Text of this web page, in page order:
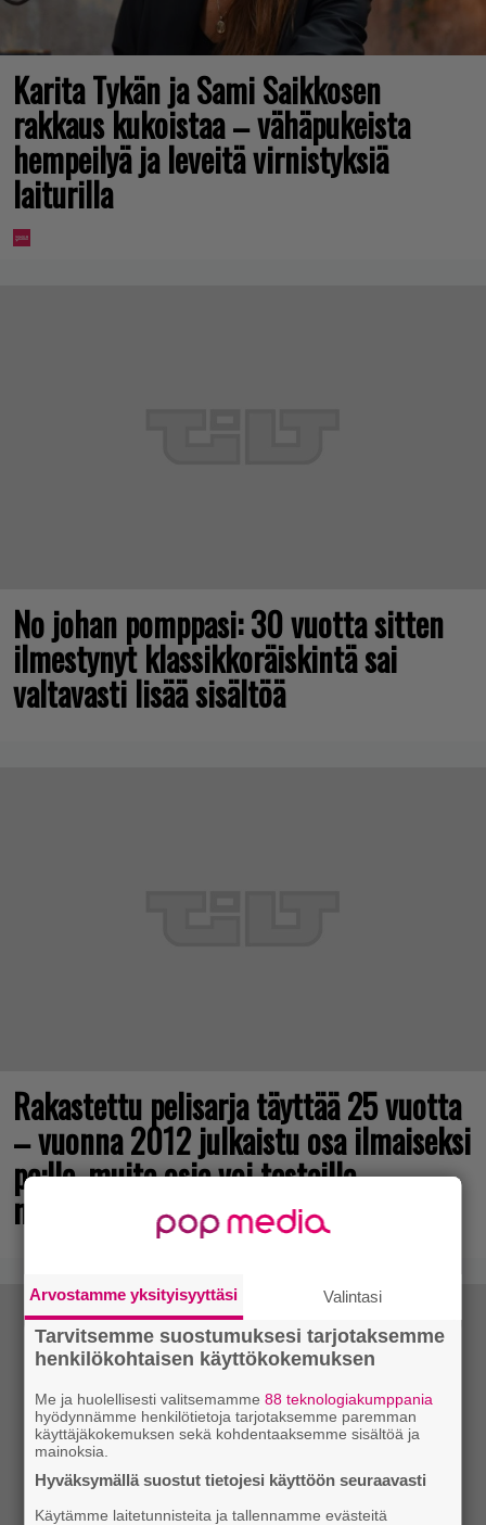
Karita Tykän ja Sami Saikkosen
rakkaus kukoistaa – vähäpukeista
hempeilyä ja leveitä virnistyksiä
laiturilla
No johan pomppasi: 30 vuotta sitten
ilmestynyt klassikkoräiskintä sai
valtavasti lisää sisältöä
Rakastettu pelisarja täyttää 25 vuotta
– vuonna 2012 julkaistu osa ilmaiseksi
pc:lle, muita osia voi testailla
maksutta
Arvostamme yksityisyyttäsi Valintasi
Tarvitsemme suostumuksesi tarjotaksemme
henkilökohtaisen käyttökokemuksen
Me ja huolellisesti valitsemamme88 teknologiakumppania
hyödynnämme henkilötietoja tarjotaksemme paremman
käyttäjäkokemuksen sekä kohdentaaksemme sisältöä ja
mainoksia.
Hyväksymällä suostut tietojesi käyttöön seuraavasti
Käytämme laitetunnisteita ja tallennamme evästeitä